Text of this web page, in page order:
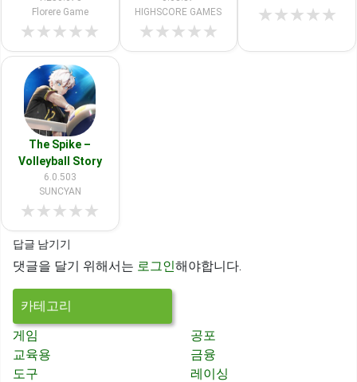
Florere Game
★★★★★
HIGHSCORE GAMES
★★★★★
★★★★★
The Spike –
Volleyball Story
6.0.503
SUNCYAN
★★★★★
답글 남기기
댓글을 달기 위해서는 로그인해야합니다.
카테고리
게임
공포
교육용
금융
도구
레이싱